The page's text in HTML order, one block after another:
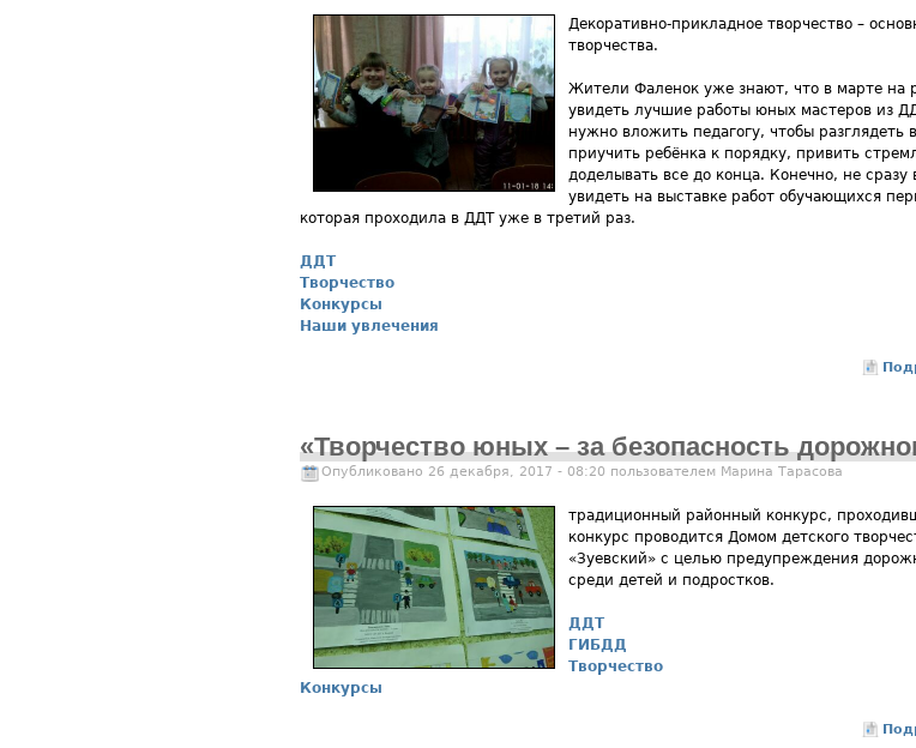
Декоративно-прикладное творчество –
творчества.
Жители Фаленок уже знают, что в марте на
увидеть лучшие работы юных мастеров из
нужно вложить педагогу, чтобы разглядеть
приучить ребёнка к порядку, привить
доделывать все до конца. Конечно, не
увидеть на выставке работ обучающихся
которая проходила в ДДТ уже в третий раз.
ДДТ
Творчество
Конкурсы
Наши увлечения
«Творчество юных – за безопасность
Опубликовано 26 декабря, 2017 - 08:20 пользователем Марина Тарасова
традиционный районный конкурс,
конкурс проводится Домом детского
«Зуевский» с целью предупреждения
среди детей и подростков.
ДДТ
ГИБДД
Творчество
Конкурсы